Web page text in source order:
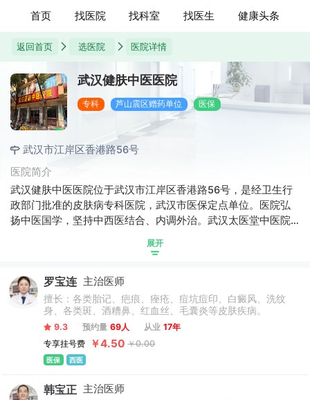
首页 找医院 找科室 找医生 健康头条
返回首页 选医院 医院详情
武汉健肤中医医院
专科 芦山震区赠药单位 医保
武汉市江岸区香港路56号
医院简介
武汉健肤中医医院位于武汉市江岸区香港路56号，是经卫生行
政部门批准的皮肤病专科医院，武汉市医保定点单位。医院弘
扬中医国学，坚持中西医结合、内调外治。武汉太医堂中医院
发皮肤病，疑难皮肤病，皮肤美容，传染性皮肤病5大门诊，可
治工作。自建院以来，太医堂始终秉持"仁和精诚，患者至上"的
行医理念，在国内外赢得了较好的患者口碑。
展开
罗宝连 主治医师
擅长：各类胎记、疤痕、痤疮、痘坑痘印、白癜风、洗纹
身、各类斑、酒糟鼻、红血丝、毛囊炎等皮肤疾病。
9.3 预约量 69人 从业 17年
专享挂号费
￥4.50 ￥0.00
医保 西医
韩宝正 主治医师